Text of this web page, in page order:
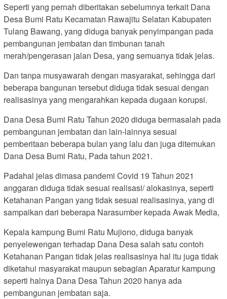
Seperti yang pernah diberitakan sebelumnya terkait Dana
Desa Bumi Ratu Kecamatan Rawajitu Selatan Kabupaten
Tulang Bawang, yang diduga banyak penyimpangan pada
pembangunan jembatan dan timbunan tanah
merah/pengerasan jalan Desa, yang semuanya tidak jelas.
Dan tanpa musyawarah dengan masyarakat, sehingga dari
beberapa bangunan tersebut diduga tidak sesuai dengan
realisasinya yang mengarahkan kepada dugaan korupsi.
Dana Desa Bumi Ratu Tahun 2020 diduga bermasalah pada
pembangunan jembatan dan lain-lainnya sesuai
pemberitaan beberapa bulan yang lalu dan juga ditemukan
Dana Desa Bumi Ratu, Pada tahun 2021.
Padahal jelas dimasa pandemi Covid 19 Tahun 2021
anggaran diduga tidak sesuai realisasi/ alokasinya, seperti
Ketahanan Pangan yang tidak sesuai realisasinya, yang di
sampaikan dari beberapa Narasumber kepada Awak Media,
Kepala kampung Bumi Ratu Mujiono, diduga banyak
penyelewengan terhadap Dana Desa salah satu contoh
Ketahanan Pangan tidak jelas realisasinya hal itu juga tidak
diketahui masyarakat maupun sebagian Aparatur kampung
seperti halnya Dana Desa Tahun 2020 hanya ada
pembangunan jembatan saja.